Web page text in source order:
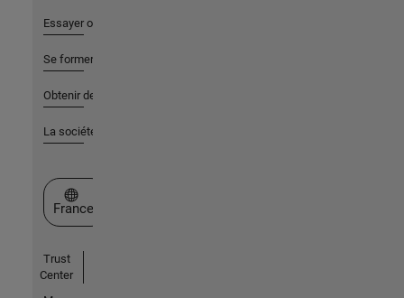
Essayer ou acheter
Se former
Obtenir de l'aide
La société
Sélectionner un site web
France
Trust
Center